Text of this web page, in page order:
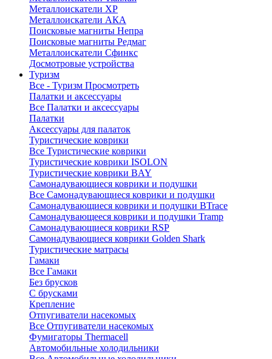
Металлоискатели XP
Металлоискатели АКА
Поисковые магниты Непра
Поисковые магниты Редмаг
Металлоискатели Сфинкс
Досмотровые устройства
Туризм
Все - Туризм Просмотреть
Палатки и аксессуары
Все Палатки и аксессуары
Палатки
Аксессуары для палаток
Туристические коврики
Все Туристические коврики
Туристические коврики ISOLON
Туристические коврики BAY
Самонадувающиеся коврики и подушки
Все Самонадувающиеся коврики и подушки
Самонадувающиеся коврики и подушки BTrace
Самонадувающееся коврики и подушки Tramp
Самонадувающиеся коврики RSP
Самонадувающиеся коврики Golden Shark
Туристические матрасы
Гамаки
Все Гамаки
Без брусков
С брусками
Крепление
Отпугиватели насекомых
Все Отпугиватели насекомых
Фумигаторы Thermacell
Автомобильные холодильники